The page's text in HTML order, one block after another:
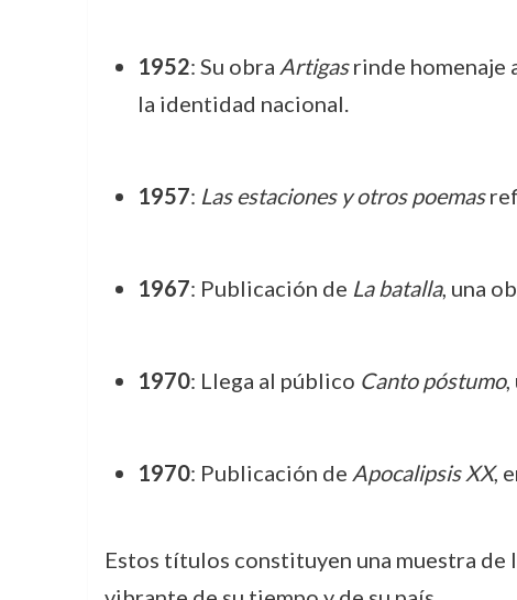
1952: Su obra Artigasrinde homenaje
la identidad nacional.
1957: Las estaciones y otros poemas
1967: Publicación de La batalla, una
1970: Llega al público Canto póstumo,
1970: Publicación de Apocalipsis XX,
Estos títulos constituyen una muestra de